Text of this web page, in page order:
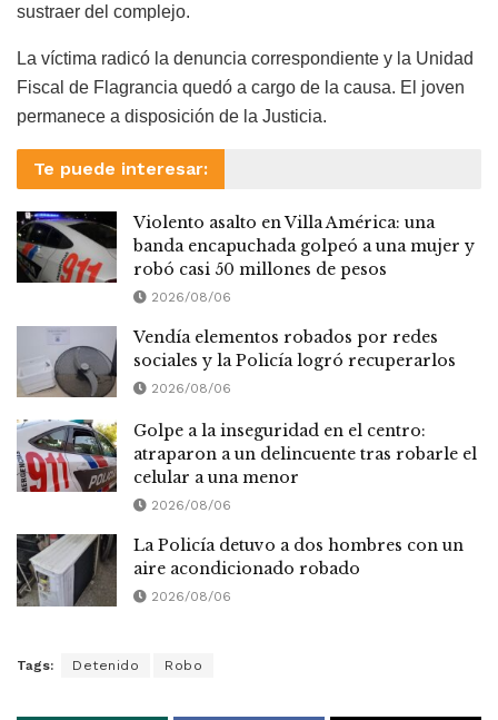
sustraer del complejo.
La víctima radicó la denuncia correspondiente y la Unidad
Fiscal de Flagrancia quedó a cargo de la causa. El joven
permanece a disposición de la Justicia.
Te puede interesar:
Violento asalto en Villa América: una
banda encapuchada golpeó a una mujer y
robó casi 50 millones de pesos
2026/08/06
Vendía elementos robados por redes
sociales y la Policía logró recuperarlos
2026/08/06
Golpe a la inseguridad en el centro:
atraparon a un delincuente tras robarle el
celular a una menor
2026/08/06
La Policía detuvo a dos hombres con un
aire acondicionado robado
2026/08/06
Tags: Detenido Robo